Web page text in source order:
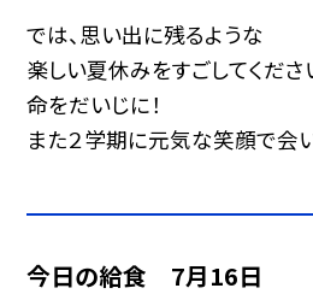
では、思い出に残るような
楽しい夏休みをすごしてくださ
命をだいじに！
また２学期に元気な笑顔で会い
今日の給食 7月16日